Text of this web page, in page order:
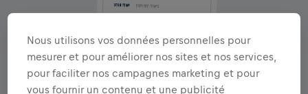
Nous utilisons vos données personnelles pour
mesurer et pour améliorer nos sites et nos services,
pour faciliter nos campagnes marketing et pour
vous fournir un contenu et une publicité